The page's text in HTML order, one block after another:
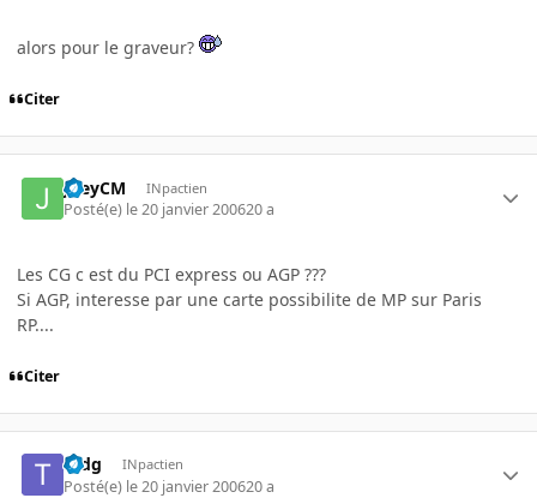
alors pour le graveur?
Citer
JoeyCM INpactien
Posté(e) le 20 janvier 200620 a
Les CG c est du PCI express ou AGP ???
Si AGP, interesse par une carte possibilite de MP sur Paris
RP....
Citer
tedg INpactien
Posté(e) le 20 janvier 200620 a